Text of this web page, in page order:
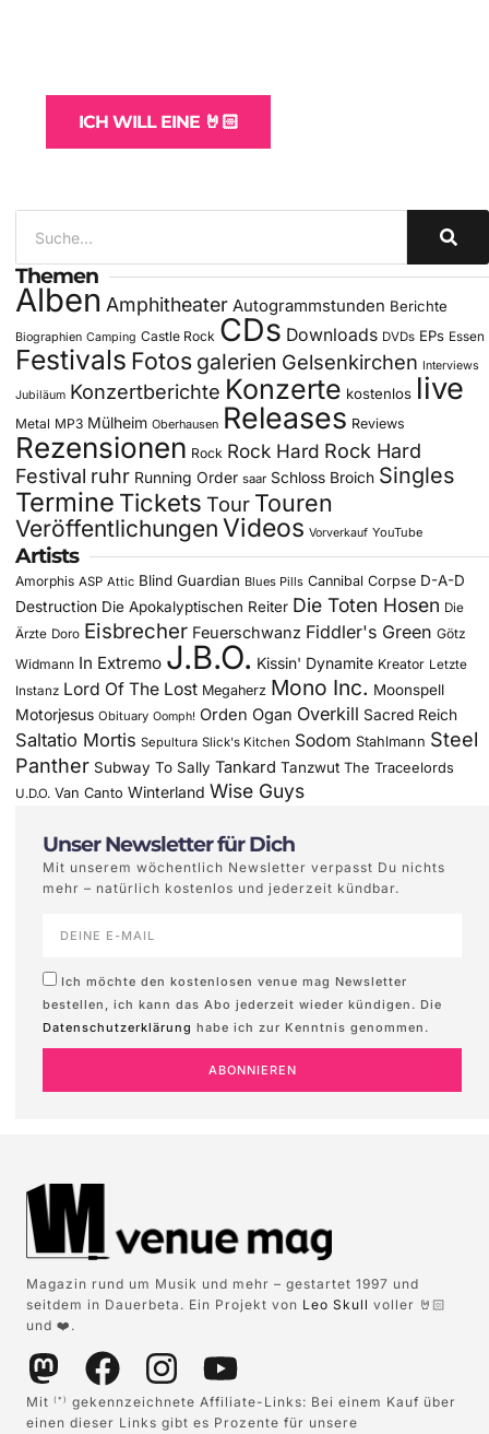
ICH WILL EINE 🤘🏻
Themen
Alben Amphitheater Autogrammstunden Berichte
Biographien Camping Castle Rock CDs Downloads DVDs EPs Essen
Festivals Fotos galerien Gelsenkirchen Interviews
Jubiläum Konzertberichte Konzerte kostenlos live
Metal MP3 Mülheim Oberhausen Releases Reviews
Rezensionen Rock Rock Hard Rock Hard
Festival ruhr Running Order saar Schloss Broich Singles
Termine Tickets Tour Touren
Veröffentlichungen Videos Vorverkauf YouTube
Artists
Amorphis ASP Attic Blind Guardian Blues Pills Cannibal Corpse D-A-D
Destruction Die Apokalyptischen Reiter Die Toten Hosen Die
Ärzte Doro Eisbrecher Feuerschwanz Fiddler's Green Götz
Widmann In Extremo J.B.O. Kissin' Dynamite Kreator Letzte
Instanz Lord Of The Lost Megaherz Mono Inc. Moonspell
Motorjesus Obituary Oomph! Orden Ogan Overkill Sacred Reich
Saltatio Mortis Sepultura Slick's Kitchen Sodom Stahlmann Steel
Panther Subway To Sally Tankard Tanzwut The Traceelords
U.D.O. Van Canto Winterland Wise Guys
Unser Newsletter für Dich
Mit unserem wöchentlich Newsletter verpasst Du nichts
mehr – natürlich kostenlos und jederzeit kündbar.
Ich möchte den kostenlosen venue mag Newsletter
bestellen, ich kann das Abo jederzeit wieder kündigen. Die
Datenschutzerklärung habe ich zur Kenntnis genommen.
ABONNIEREN
Magazin rund um Musik und mehr – gestartet 1997 und
seitdem in Dauerbeta. Ein Projekt von Leo Skull voller 🤘🏻
und ❤️.
Mit (*)
gekennzeichnete Affiliate-Links: Bei einem Kauf über
einen dieser Links gibt es Prozente für unsere